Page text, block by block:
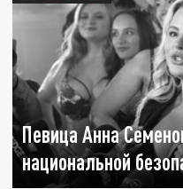
Певица Анна
национальной